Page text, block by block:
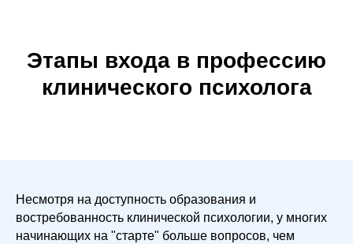
Этапы входа в профессию
клинического психолога
Несмотря на доступность образования и
востребованность клинической психологии, у многих
начинающих на "старте" больше вопросов, чем